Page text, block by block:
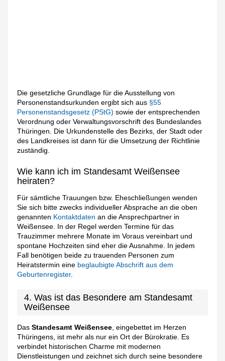
Die gesetzliche Grundlage für die Ausstellung von
Personenstandsurkunden ergibt sich aus §55
Personenstandsgesetz (PStG)sowie der entsprechenden
Verordnung oder Verwaltungsvorschrift des Bundeslandes
Thüringen. Die Urkundenstelle des Bezirks, der Stadt oder
des Landkreises ist dann für die Umsetzung der Richtlinie
zuständig.
Wie kann ich im Standesamt Weißensee
heiraten?
Für sämtliche Trauungen bzw. Eheschließungen wenden
Sie sich bitte zwecks individueller Absprache an die oben
genannten Kontaktdaten an die Ansprechpartner in
Weißensee. In der Regel werden Termine für das
Trauzimmer mehrere Monate im Voraus vereinbart und
spontane Hochzeiten sind eher die Ausnahme. In jedem
Fall benötigen beide zu trauenden Personen zum
Heiratstermin eine beglaubigte Abschrift aus dem
Geburtenregister.
4. Was ist das Besondere am Standesamt
Weißensee
DasStandesamt Weißensee, eingebettet im Herzen
Thüringens, ist mehr als nur ein Ort der Bürokratie. Es
verbindet historischen Charme mit modernen
Dienstleistungen und zeichnet sich durch seine besondere